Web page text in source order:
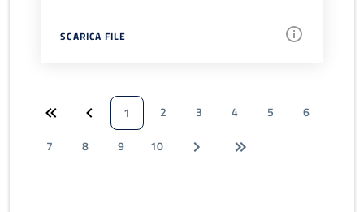
SCARICA FILE
1 2 3 4 5
6
7
8 9 10